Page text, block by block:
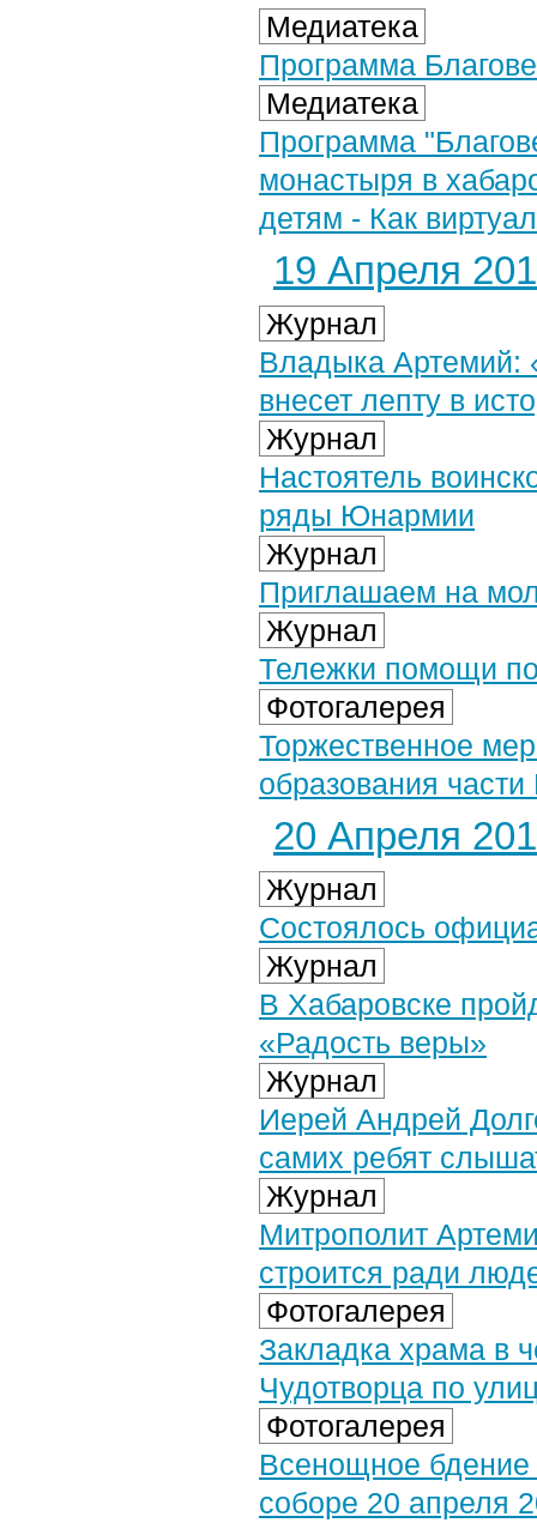
Медиатека
Программа
Медиатека
Программа
монастыря в
детям - Как
19 Апреля
Журнал
Владыка Артемий:
внесет лепту в
Журнал
Настоятель
ряды Юнармии
Журнал
Приглашаем на
Журнал
Тележки помощи
Фотогалерея
Торжественное
образования
20 Апреля
Журнал
Состоялось
Журнал
В Хабаровске
«Радость веры»
Журнал
Иерей Андрей
самих ребят
Журнал
Митрополит
строится ради
Фотогалерея
Закладка храма в
Чудотворца по
Фотогалерея
Всенощное
соборе 20 апреля